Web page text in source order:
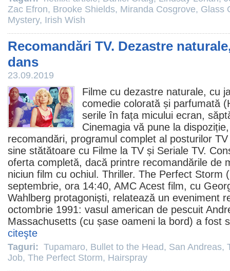
Zac Efron, Brooke Shields, Miranda Cosgrove, Glass
Mystery, Irish Wish
Recomandări TV. Dezastre
dans
23.09.2019
Filme cu dezastre naturale, cu
comedie colorată și parfumată (
serile în fața micului ecran,
Cinemagia vă pune la
recomandări, programul complet al posturilor
sine stătătoare cu Filme la TV și Seriale TV.
oferta completă, dacă printre recomandările de
niciun film cu ochiul. Thriller. The Perfect Storm
septembrie, ora 14:40, AMC Acest film, cu
Wahlberg protagoniști, relatează un eveniment
octombrie 1991: vasul american de pescuit
Massachusetts (cu șase oameni la bord) a fost
citeşte
Taguri: Tupamaro, Bullet to the Head, San Andreas,
Job, The Perfect Storm, Hairspray